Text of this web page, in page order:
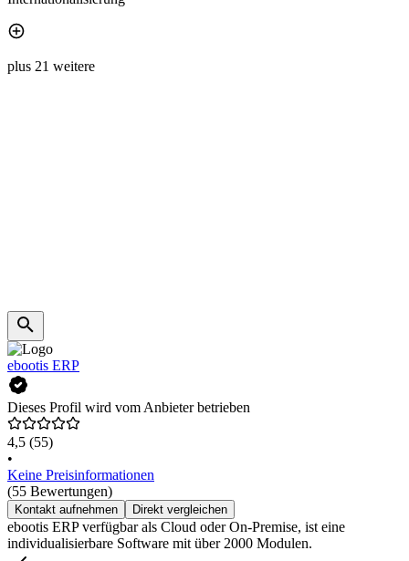
plus 21 weitere
ebootis ERP
Dieses Profil wird vom Anbieter betrieben
4,5 (55)
•
Keine Preisinformationen
(55 Bewertungen)
Kontakt aufnehmen Direkt vergleichen
ebootis ERP verfügbar als Cloud oder On-Premise, ist eine
individualisierbare Software mit über 2000 Modulen.